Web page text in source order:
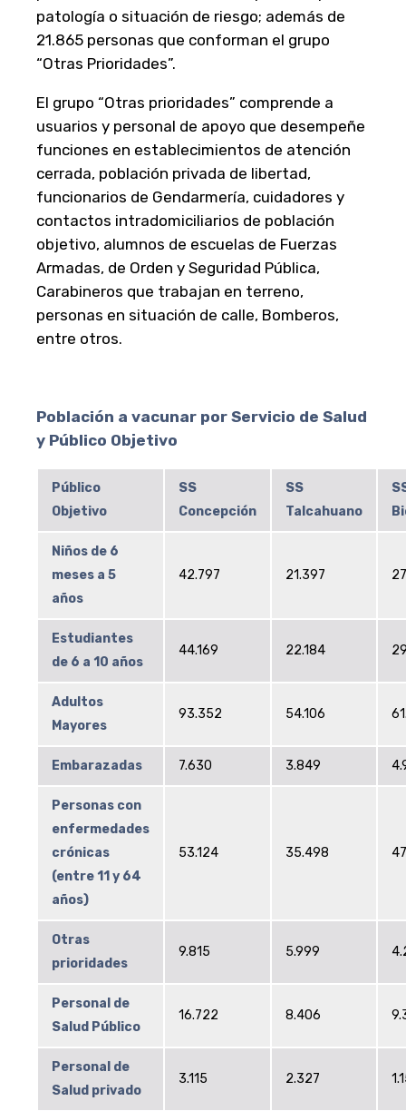
patología o situación de riesgo; además de
21.865 personas que conforman el grupo
“Otras Prioridades”.
El grupo “Otras prioridades” comprende a
usuarios y personal de apoyo que desempeñe
funciones en establecimientos de atención
cerrada, población privada de libertad,
funcionarios de Gendarmería, cuidadores y
contactos intradomiciliarios de población
objetivo, alumnos de escuelas de Fuerzas
Armadas, de Orden y Seguridad Pública,
Carabineros que trabajan en terreno,
personas en situación de calle, Bomberos,
entre otros.
Población a vacunar por Servicio de Salud
y Público Objetivo
Público
Objetivo
SS
Concepción
SS
Talcahuano
Niños de 6
meses a 5
años
42.797 21.397
Estudiantes
de 6 a 10 años
44.169 22.184
Adultos
Mayores
93.352 54.106
Embarazadas 7.630 3.849
Personas con
enfermedades
crónicas
(entre 11 y 64
años)
53.124 35.498
Otras
prioridades
9.815 5.999
Personal de
Salud Público
16.722 8.406
Personal de
Salud privado
3.115 2.327